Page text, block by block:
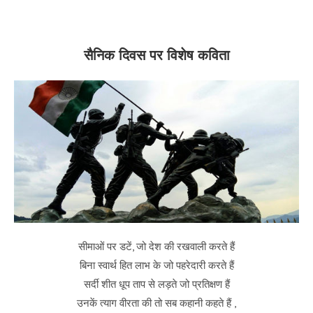
सैनिक दिवस पर विशेष कविता
सीमाओं पर डटें, जो देश की रखवाली करते हैं
बिना स्वार्थ हित लाभ के जो पहरेदारी करते हैं
सर्दी शीत धूप ताप से लड़ते जो प्रतिक्षण हैं
उनकें त्याग वीरता की तो सब कहानी कहते हैं ,